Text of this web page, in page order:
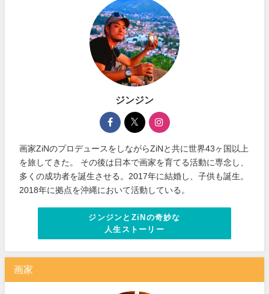
ジンジン
画家ZiNのプロデュースをしながらZiNと共に世界43ヶ国以上
を旅してきた。 その後は日本で画家を育てる活動に専念し、
多くの成功者を誕生させる。2017年に結婚し、子供も誕生。
2018年に拠点を沖縄において活動している。
ジンジンとZiNの奇妙な
人生ストーリー
画家